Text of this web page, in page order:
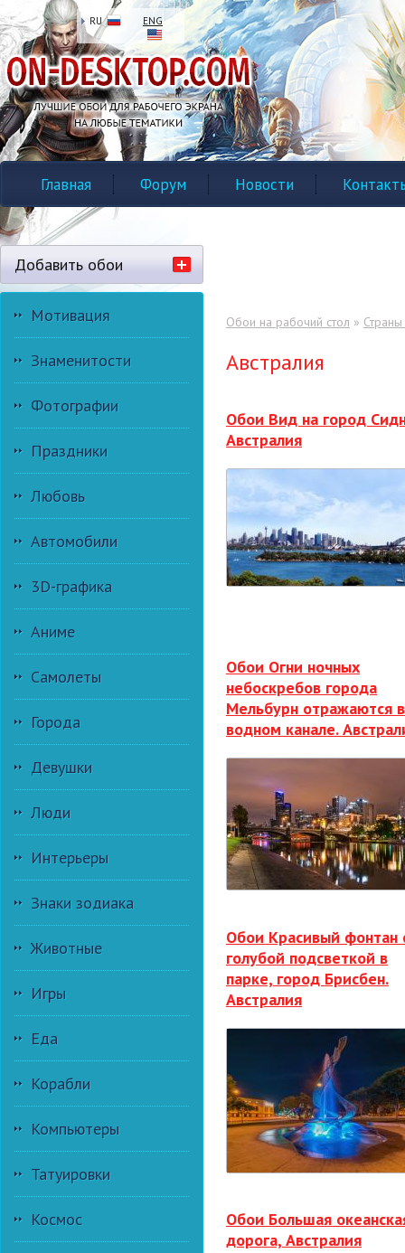
RU ENG
Главная Форум Новости
Добавить обои
Мотивация
Знаменитости
Фотографии
Праздники
Любовь
Автомобили
3D-графика
Аниме
Самолеты
Города
Девушки
Люди
Интерьеры
Знаки зодиака
Животные
Игры
Еда
Корабли
Компьютеры
Татуировки
Космос
Обои на рабочий стол »
Австралия
Обои Вид на город
Австралия
Обои Огни ночных
небоскребов города
Мельбурн отражаются в
водном канале.
Обои Красивый фонтан
голубой подсветкой в
парке, город Брисбен.
Австралия
Обои Большая
дорога, Австралия